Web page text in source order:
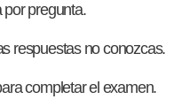
por pregunta.
respuestas no conozcas.
completar el examen.